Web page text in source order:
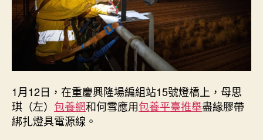
飛
人”
國
中
1月12日，在重慶興隆場編組站15號燈橋上，母思
琪（左） 包養網和何雪應用包養平臺推舉盡緣膠帶
綁扎燈具電源線。